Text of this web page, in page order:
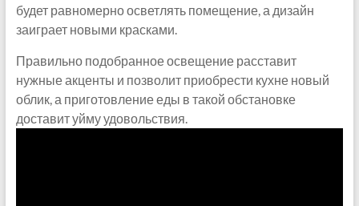
будет равномерно осветлять помещение, а дизайн
заиграет новыми красками.
Правильно подобранное освещение расставит
нужные акценты и позволит приобрести кухне новый
облик, а приготовление еды в такой обстановке
доставит уйму удовольствия.